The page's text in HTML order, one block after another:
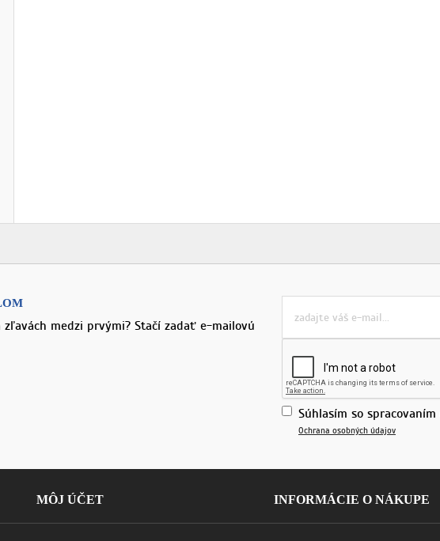
medzi prvými? Stačí zadať e-mailovú
Súhlasím so
Ochrana osobných údajov
MÔJ ÚČET INFORMÁCIE O NÁKUPE